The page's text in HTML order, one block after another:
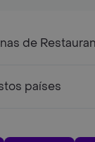
de
países